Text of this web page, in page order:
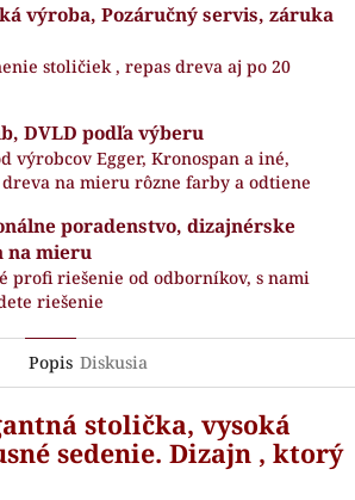
výroba, Pozáručný servis, záruka
stoličiek , repas dreva aj po 20
DVLD podľa výberu
výrobcov Egger, Kronospan a iné,
na mieru rôzne farby a odtiene
poradenstvo, dizajnérske
na mieru
profi riešenie od odborníkov, s nami
riešenie
Popis Diskusia
stolička, vysoká
sedenie. Dizajn , ktorý